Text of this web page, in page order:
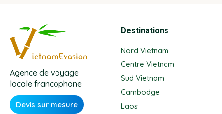
Agence de voyage
locale francophone
Devis sur mesure
Destinations
Nord Vietnam
Centre Vietnam
Sud Vietnam
Cambodge
Laos